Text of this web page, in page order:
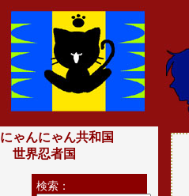
にゃんにゃん共和国
世界忍者国
検索：